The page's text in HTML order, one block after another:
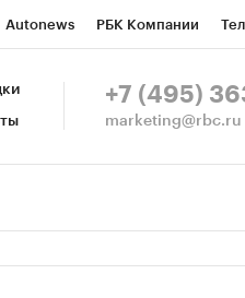
Autonews РБК Компании
Конференции СПб
+7 (495)
marketing@rbc.ru